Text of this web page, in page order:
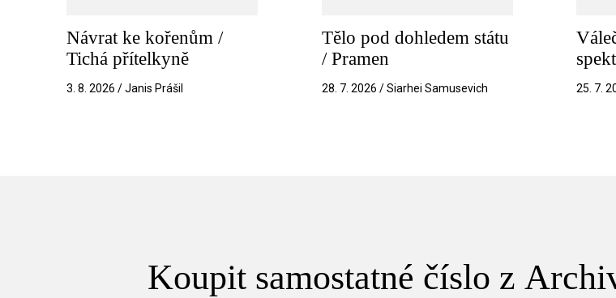
Návrat ke kořenům /
Tichá přítelkyně
3. 8. 2026 / Janis Prášil
Tělo pod dohledem státu
/ Pramen
28. 7. 2026 / Siarhei Samusevich 25. 7.
Koupit samostatné číslo z